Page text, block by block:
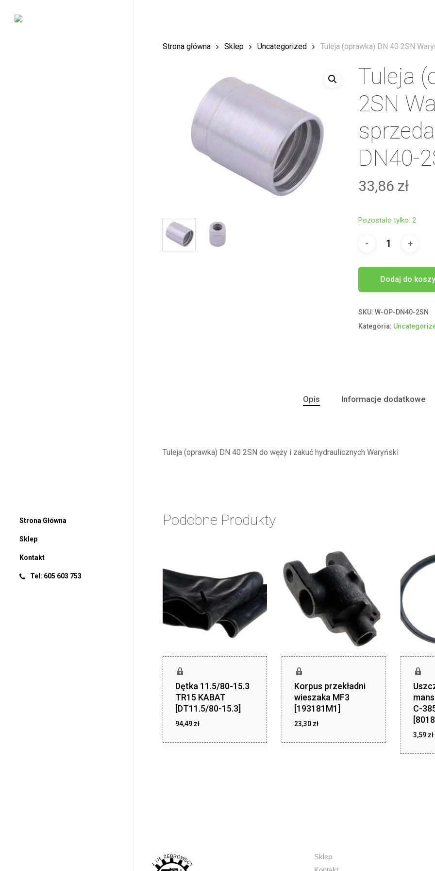
Strona Główna
Sklep
Kontakt
Tel: 605 603 753
Strona główna Sklep Uncategorized Tuleja (oprawka) DN 40 2SN
Tuleja
2SN
DN40-
33,86 zł
Pozostało tylko: 2
Dodaj do
SKU:W-OP-DN40-2SN
Kategoria:
Opis Informacje dodatkowe
Tuleja (oprawka) DN 40 2SN do węży i zakuć hydraulicznych Waryński
Podobne Produkty
Dętka 11.5/80-15.3
TR15 KABAT
[DT11.5/80-15.3]
94,49 zł
Korpus przekładni
wieszaka MF3
[193181M1]
23,30 zł
C-
3,59 zł
Sklep